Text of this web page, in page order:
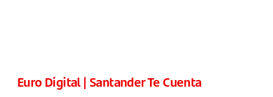
Euro Digital | Santander Te Cuenta